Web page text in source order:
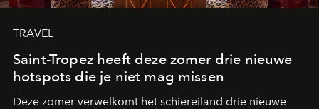
TRAVEL
Saint-Tropez heeft deze zomer drie nieuwe
hotspots die je niet mag missen
Deze zomer verwelkomt het schiereiland drie nieuwe